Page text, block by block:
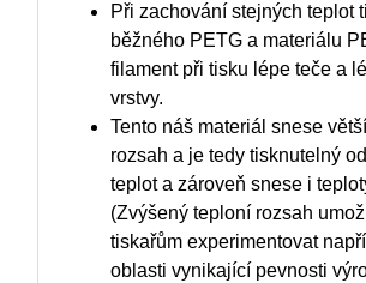
Při zachování stejných teplot
běžného PETG a materiálu
filament při tisku lépe teče a
vrstvy.
Tento náš materiál snese
rozsah a je tedy tisknutelný
teplot a zároveň snese i
(Zvýšený teploní rozsah
tiskařům experimentovat
oblasti vynikající pevnosti